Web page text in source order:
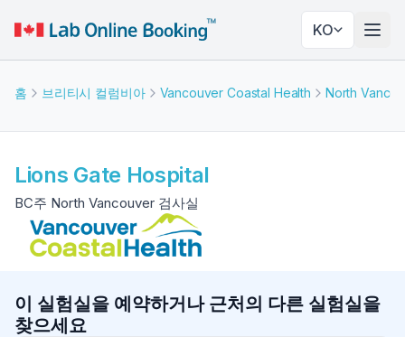
KO
네비
홈 브리티시 컬럼비아 Vancouver Coastal Health North
Lions Gate Hospital
BC주 North Vancouver 검사실
이 실험실을 예약하거나 근처의 다른 실험실을
찾으세요